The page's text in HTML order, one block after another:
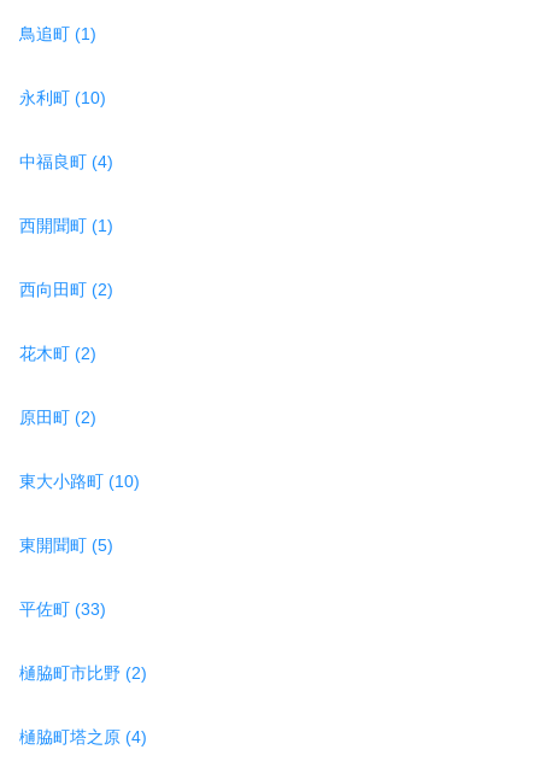
鳥追町 (1)
永利町 (10)
中福良町 (4)
西開聞町 (1)
西向田町 (2)
花木町 (2)
原田町 (2)
東大小路町 (10)
東開聞町 (5)
平佐町 (33)
樋脇町市比野 (2)
樋脇町塔之原 (4)